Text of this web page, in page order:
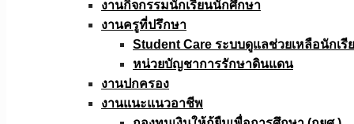
งานกิจกรรมนักเรียนนักศึกษา
งานครูที่ปรึกษา
Student Care ระบบดูแลช่วยเหลือนักเรี
หน่วยบัญชาการรักษาดินแดน
งานปกครอง
งานแนะแนวอาชีพ